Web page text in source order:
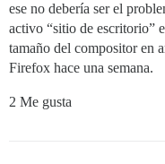
ese no debería ser el
activo “sitio de escritorio”
tamaño del compositor en
Firefox hace una semana.
2 Me gusta